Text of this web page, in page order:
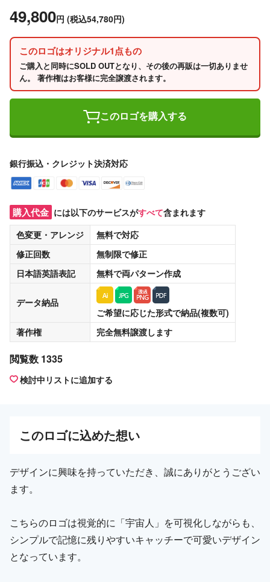
49,800円 (税込54,780円)
このロゴはオリジナル1点もの
ご購入と同時にSOLD OUTとなり、その後の再販は一切ありませ
ん。 著作権はお客様に完全譲渡されます。
このロゴを購入する
銀行振込・クレジット決済対応
購入代金 には以下のサービスがすべて含まれます
色変更・アレンジ
無料で対応
修正回数
無制限で修正
日本語英語表記
無料で両パターン作成
データ納品
ご希望に応じた形式で納品(複数可)
著作権
完全無料譲渡します
閲覧数 1335
検討中リストに追加する
このロゴに込めた想い
デザインに興味を持っていただき、誠にありがとうござい
ます。
こちらのロゴは視覚的に「宇宙人」を可視化しながらも、
シンプルで記憶に残りやすいキャッチーで可愛いデザイン
となっています。